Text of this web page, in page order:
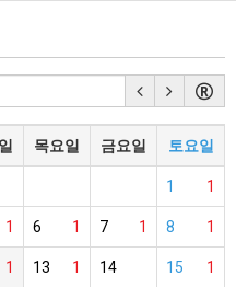
목요일 금요일 토요일
1
1
1 1
6 1
7 1
8
1 1
13 14 1
15